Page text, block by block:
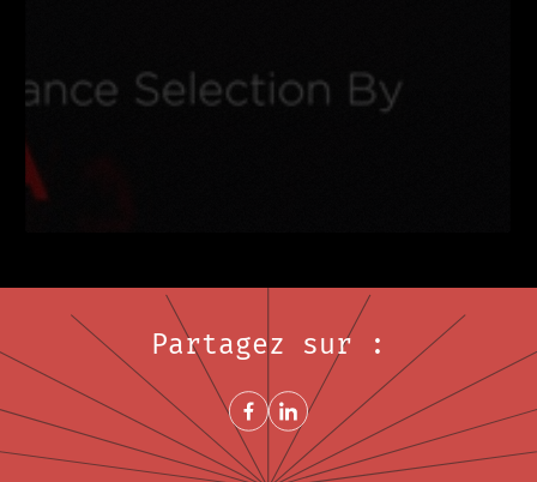
Partagez sur :
Share on FacebookNouvelle fenêtre
Share on LinkedInNouvelle fenêtre